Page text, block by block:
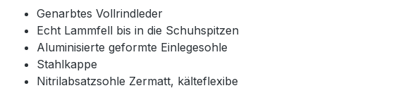
Genarbtes Vollrindleder
Echt Lammfell bis in die Schuhspitzen
Aluminisierte geformte Einlegesohle
Stahlkappe
Nitrilabsatzsohle Zermatt, kälteflexibe